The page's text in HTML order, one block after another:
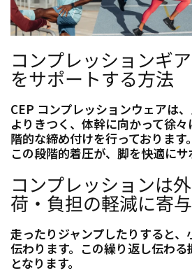
コンプレッションギ
をサポートする方法
CEP コンプレッションウェアは
よりきつく、体幹に向かって徐
階的な締め付けを行っております。
この段階的着圧が、脚を快適にサ
コンプレッションは
荷・負担の軽減に寄与
走ったりジャンプしたりすると
伝わります。この繰り返し伝わ
となります。